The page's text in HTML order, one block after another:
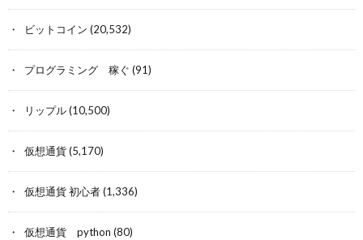
ビットコイン (20,532)
プログラミング 稼ぐ (91)
リップル(10,500)
仮想通貨(5,170)
仮想通貨 初心者(1,336)
仮想通貨 python (80)